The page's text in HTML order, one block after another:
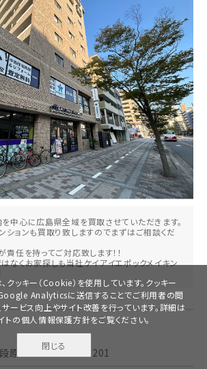
予約
中心に広島県全域を買取させていただきます。
ションも買取り致しますのでまずはご相談くだ
任を持ってご対応致します！！
なくお家探しも当社ケイアイエポックメイキン
原2-13-7妻木ビル201
クッキー（Cookie）を使用しています。クッキー
Analyticsに送信することでご利用者の閲
ービス向上やサイト改善を行っています。詳細は
トの個人情報保護方針をご覧ください。
閉じる